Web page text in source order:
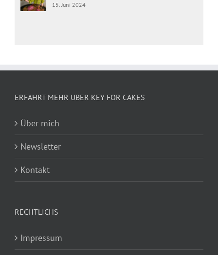
15. Juni 2024
ERFAHRT MEHR ÜBER KEY FOR CAKES
Über mich
Newsletter
Kontakt
RECHTLICHS
Impressum